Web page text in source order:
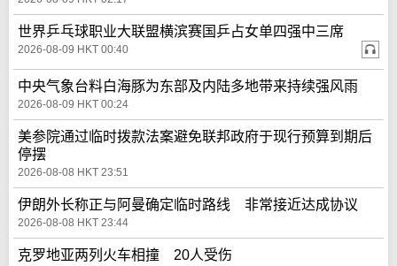
世界乒乓球职业大联盟横滨赛国乒占女单四强中三席
2026-08-09 HKT 00:40
中央气象台料白海豚为东部及内陆多地带来持续强风雨
2026-08-09 HKT 00:24
美参院通过临时拨款法案避免联邦政府于现行预算到期后
停摆
2026-08-08 HKT 23:51
伊朗外长称正与阿曼确定临时路线 非常接近达成协议
2026-08-08 HKT 23:44
克罗地亚两列火车相撞 20人受伤